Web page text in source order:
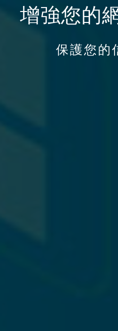
增強您的
保護您的